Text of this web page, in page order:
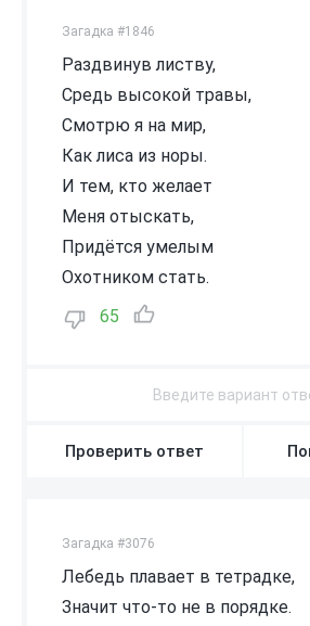
Загадка #1846
Раздвинув листву,
Средь высокой травы,
Смотрю я на мир,
Как лиса из норы.
И тем, кто желает
Меня отыскать,
Придётся умелым
Охотником стать.
65
Проверить ответ
Загадка #3076
Лебедь плавает в тетрадке,
Значит что-то не в порядке.